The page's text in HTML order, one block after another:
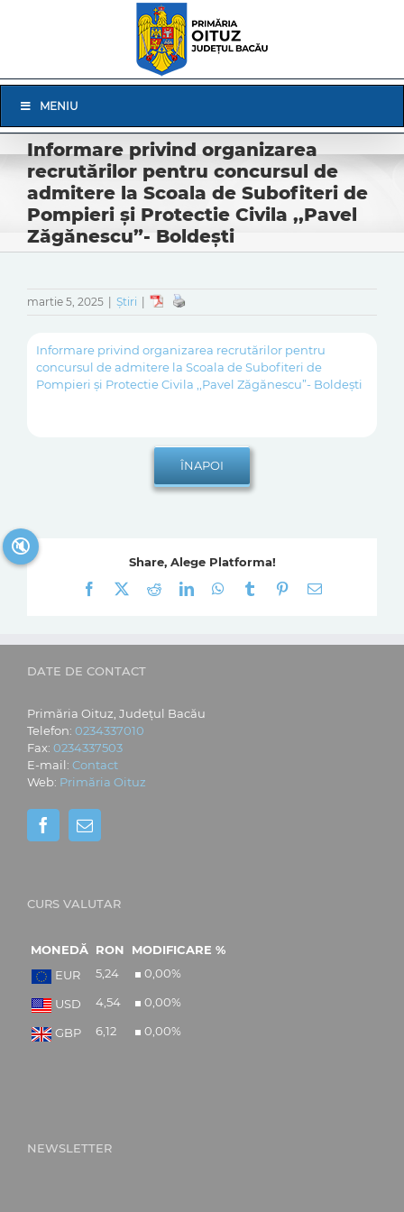
Navigation
MENIU
Informare privind organizarea
recrutărilor pentru concursul de
admitere la Scoala de Subofiteri de
Pompieri și Protectie Civila ,,Pavel
Zăgănescu”- Boldești
martie 5, 2025 Știri
Informare privind organizarea recrutărilor pentru
concursul de admitere la Scoala de Subofiteri de
Pompieri și Protectie Civila ,,Pavel Zăgănescu”- Boldești
Share, Alege Platforma!
Facebook
RedditLinkedInWhatsApp
Tumblr Pinterest
E-
DATE DE CONTACT
Primăria Oituz, Județul Bacău
Telefon: 0234337010
Fax: 0234337503
E-mail: Contact
Web: Primăria Oituz
CURS VALUTAR
MONEDĂ RON
MODIFICARE %
EUR
5,24 0,00%
USD 4,54 0,00%
GBP 6,12 0,00%
NEWSLETTER
🔇